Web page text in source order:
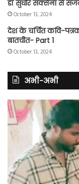
डॉ सुधीर सक्सेना से
October 13, 2024
देश के चर्चित कवि-
बातचीत- Part 1
October 13, 2024
अभी-अभी